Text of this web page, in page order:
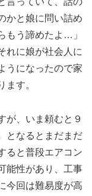
かと娘に問い詰め
もう諦めたよ…」
れに娘が社会人に
うになったので家
ます。
が、いま頼むと９
となるとまだまだ
ると普段エアコン
能性があり、工事
今回は難易度が高